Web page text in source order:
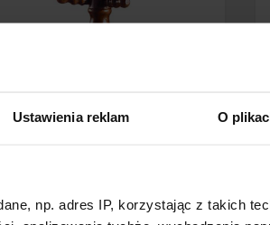
Ustawienia reklam O
np. adres IP, korzystając z takich
ZAPYTAJ O CENĘ W SALONIE